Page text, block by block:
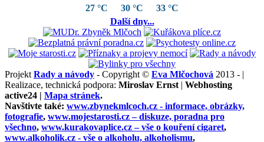
27 °C 30 °C
33 °C
Další dny...
Projekt Rady a návody - Copyright © Eva Mlčochová 2013 - |
Realizace, technická podpora: Miroslav Ernst | Webhosting
active24 | Mapa stránek.
Navštivte také: www.zbynekmlcoch.cz - informace, obrázky,
fotografie, www.mojestarosti.cz –diskuze, poradna pro
všechno, www.kurakovaplice.cz – vše o kouření cigaret,
www.alkoholik.cz - vše o alkoholu, alkoholismu,